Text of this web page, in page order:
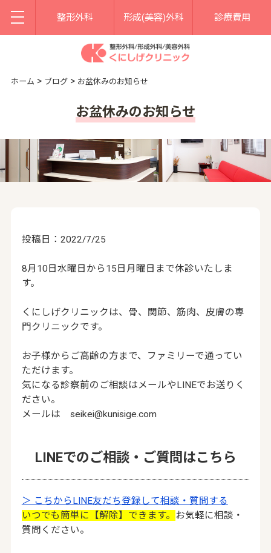
整形外科 形成(美容)外科 診療費用
ホーム > ブログ> お盆休みのお知らせ
お盆休みのお知らせ
投稿日：2022/7/25
8月10日水曜日から15日月曜日まで休診いたしま
す。
くにしげクリニックは、骨、関節、筋肉、皮膚の専
門クリニックです。
お子様からご高齢の方まで、ファミリーで通ってい
ただけます。
気になる診察前のご相談はメールやLINEでお送りく
ださい。
メールは seikei@kunisige.com
LINEでのご相談・ご質問はこちら
＞ こちからLINE友だち登録して相談・質問する
いつでも簡単に【解除】できます。 お気軽に相談・
質問ください。